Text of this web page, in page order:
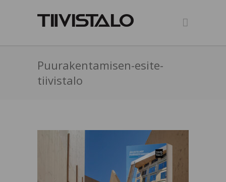
Puurakentamisen-esite-
tiivistalo